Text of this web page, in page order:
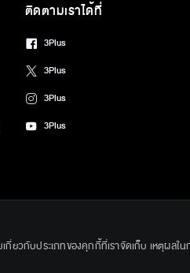
ติดตามเราได้ที่
3Plus
3Plus
3Plus
3Plus
Reserved. Powered by BECi
ยวกับประเภทของคุกกี้ที่เราจัดเก็บ เหตุผลใ